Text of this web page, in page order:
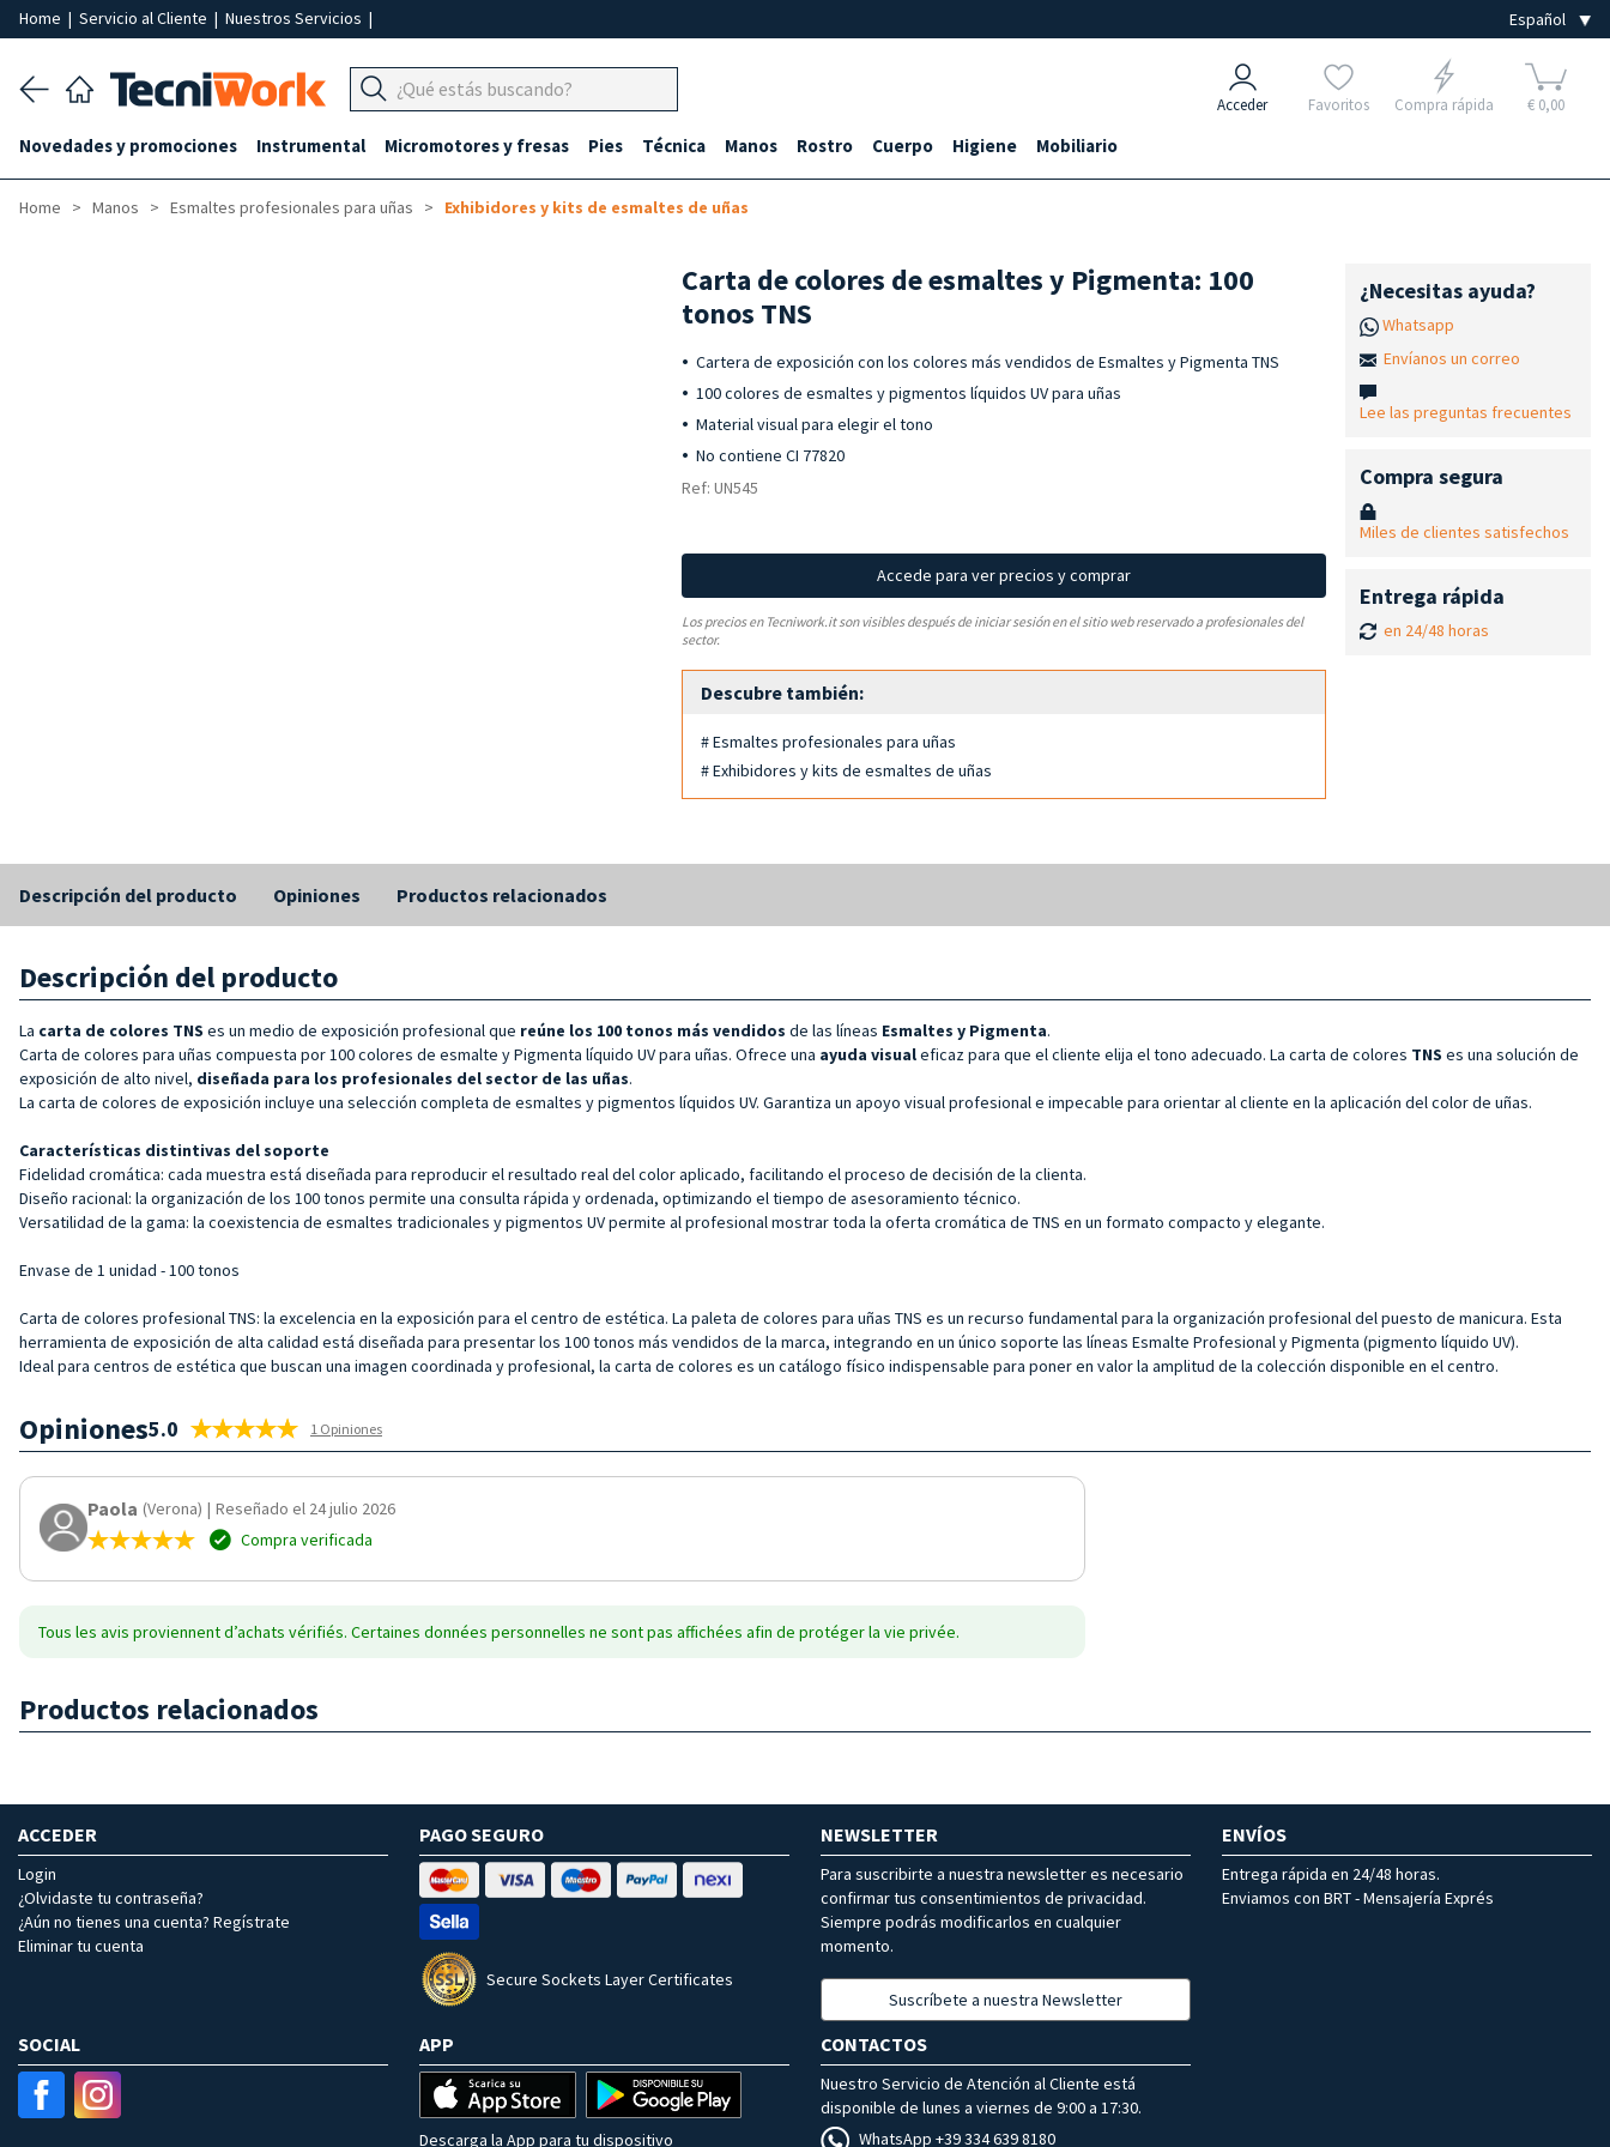
Home | Servicio al Cliente | Nuestros Servicios |
Acceder Favoritos Compra rápida € 0,00
Novedades y promociones Instrumental Micromotores y fresas Pies Técnica Manos Rostro Cuerpo Higiene Mobiliario
Home Manos Esmaltes profesionales para uñas Exhibidores y kits de esmaltes de uñas
Carta de colores de esmaltes y Pigmenta: 100
tonos TNS
Cartera de exposición con los colores más vendidos de Esmaltes y Pigmenta TNS
100 colores de esmaltes y pigmentos líquidos UV para uñas
Material visual para elegir el tono
No contiene CI 77820
Ref: UN545
Accede para ver precios y comprar
Los precios en Tecniwork.it son visibles después de iniciar sesión en el sitio web reservado a profesionales del
sector.
Descubre también:
# Esmaltes profesionales para uñas
# Exhibidores y kits de esmaltes de uñas
¿Necesitas ayuda?
Whatsapp
Envíanos un correo
Lee las preguntas frecuentes
Compra segura
Miles de clientes satisfechos
Entrega rápida
en 24/48 horas
Descripción del producto Opiniones Productos relacionados
Descripción del producto
La carta de colores TNS es un medio de exposición profesional que reúne los 100 tonos más vendidos de las líneas Esmaltes y Pigmenta.
Carta de colores para uñas compuesta por 100 colores de esmalte y Pigmenta líquido UV para uñas. Ofrece una ayuda visualeficaz para que el cliente elija el tono adecuado. La carta de colores TNS es una solución de
exposición de alto nivel, diseñada para los profesionales del sector de las uñas.
La carta de colores de exposición incluye una selección completa de esmaltes y pigmentos líquidos UV. Garantiza un apoyo visual profesional e impecable para orientar al cliente en la aplicación del color de uñas.
Características distintivas del soporte
Fidelidad cromática: cada muestra está diseñada para reproducir el resultado real del color aplicado, facilitando el proceso de decisión de la clienta.
Diseño racional: la organización de los 100 tonos permite una consulta rápida y ordenada, optimizando el tiempo de asesoramiento técnico.
Versatilidad de la gama: la coexistencia de esmaltes tradicionales y pigmentos UV permite al profesional mostrar toda la oferta cromática de TNS en un formato compacto y elegante.
Envase de 1 unidad - 100 tonos
Carta de colores profesional TNS: la excelencia en la exposición para el centro de estética. La paleta de colores para uñas TNS es un recurso fundamental para la organización profesional del puesto de manicura. Esta
herramienta de exposición de alta calidad está diseñada para presentar los 100 tonos más vendidos de la marca, integrando en un único soporte las líneas Esmalte Profesional y Pigmenta (pigmento líquido UV).
Ideal para centros de estética que buscan una imagen coordinada y profesional, la carta de colores es un catálogo físico indispensable para poner en valor la amplitud de la colección disponible en el centro.
Opiniones5.0 1 Opiniones
Paola (Verona) | Reseñado el 24 julio 2026
Compra verificada
Tous les avis proviennent d’achats vérifiés. Certaines données personnelles ne sont pas affichées afin de protéger la vie privée.
Productos relacionados
ACCEDER
Login
¿Olvidaste tu contraseña?
¿Aún no tienes una cuenta? Regístrate
Eliminar tu cuenta
PAGO SEGURO
Secure Sockets Layer Certificates
NEWSLETTER
Para suscribirte a nuestra newsletter es necesario
confirmar tus consentimientos de privacidad.
Siempre podrás modificarlos en cualquier
momento.
Suscríbete a nuestra Newsletter
ENVÍOS
Entrega rápida en 24/48 horas.
Enviamos con BRT - Mensajería Exprés
SOCIAL APP
Descarga la App para tu dispositivo
CONTACTOS
Nuestro Servicio de Atención al Cliente está
disponible de lunes a viernes de 9:00 a 17:30.
WhatsApp +39 334 639 8180